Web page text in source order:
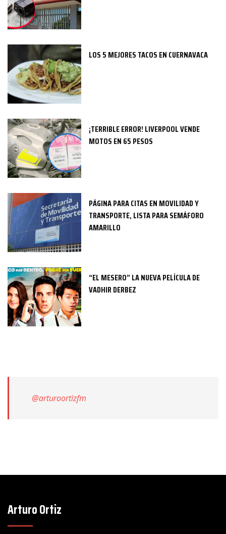
LOS 5 MEJORES TACOS EN CUERNAVACA
¡TERRIBLE ERROR! LIVERPOOL VENDE
MOTOS EN 65 PESOS
PÁGINA PARA CITAS EN MOVILIDAD Y
TRANSPORTE, LISTA PARA SEMÁFORO
AMARILLO
“EL MESERO” LA NUEVA PELÍCULA DE
VADHIR DERBEZ
@arturoortizfm
Arturo Ortiz